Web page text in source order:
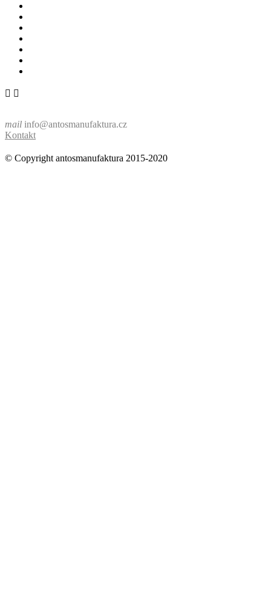
 
mail info@antosmanufaktura.cz
Kontakt
© Copyright antosmanufaktura 2015-2020